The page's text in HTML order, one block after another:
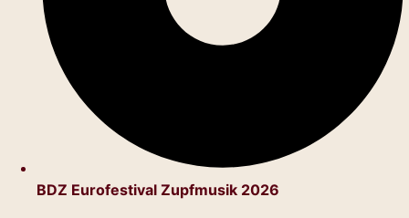
BDZ Eurofestival Zupfmusik 2026